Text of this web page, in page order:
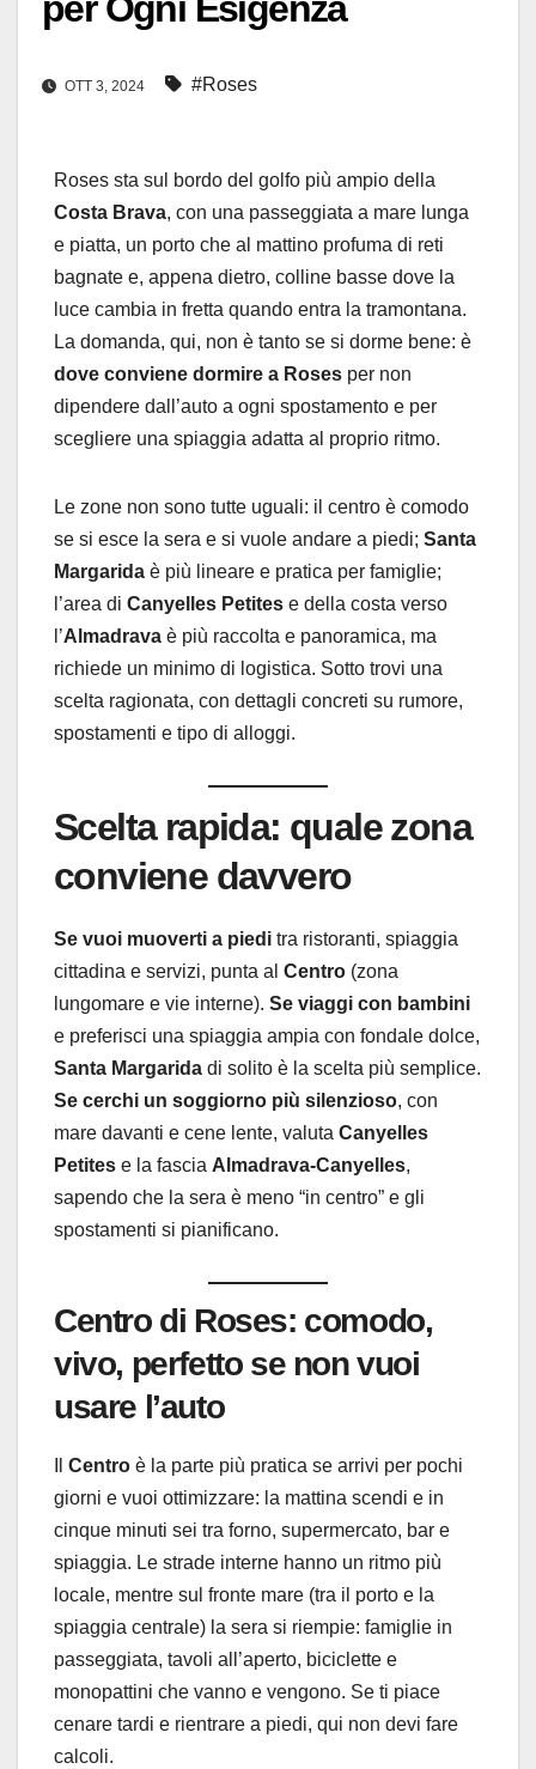
OTT 3, 2024 #Roses
Roses sta sul bordo del golfo più ampio della
Costa Brava, con una passeggiata a mare lunga
e piatta, un porto che al mattino profuma di reti
bagnate e, appena dietro, colline basse dove la
luce cambia in fretta quando entra la tramontana.
La domanda, qui, non è tanto se si dorme bene: è
dove conviene dormire a Roses per non
dipendere dall’auto a ogni spostamento e per
scegliere una spiaggia adatta al proprio ritmo.
Le zone non sono tutte uguali: il centro è comodo
se si esce la sera e si vuole andare a piedi; Santa
Margarida è più lineare e pratica per famiglie;
l’area di Canyelles Petites e della costa verso
l’Almadrava è più raccolta e panoramica, ma
richiede un minimo di logistica. Sotto trovi una
scelta ragionata, con dettagli concreti su rumore,
spostamenti e tipo di alloggi.
Scelta rapida: quale zona
conviene davvero
Se vuoi muoverti a piedi tra ristoranti, spiaggia
cittadina e servizi, punta al Centro (zona
lungomare e vie interne). Se viaggi con bambini
e preferisci una spiaggia ampia con fondale dolce,
Santa Margarida di solito è la scelta più semplice.
Se cerchi un soggiorno più silenzioso, con
mare davanti e cene lente, valuta Canyelles
Petites e la fascia Almadrava-Canyelles,
sapendo che la sera è meno “in centro” e gli
spostamenti si pianificano.
Centro di Roses: comodo,
vivo, perfetto se non vuoi
usare l’auto
Centro è la parte più pratica se arrivi per pochi
giorni e vuoi ottimizzare: la mattina scendi e in
cinque minuti sei tra forno, supermercato, bar e
spiaggia. Le strade interne hanno un ritmo più
locale, mentre sul fronte mare (tra il porto e la
spiaggia centrale) la sera si riempie: famiglie in
passeggiata, tavoli all’aperto, biciclette e
monopattini che vanno e vengono. Se ti piace
cenare tardi e rientrare a piedi, qui non devi fare
calcoli.